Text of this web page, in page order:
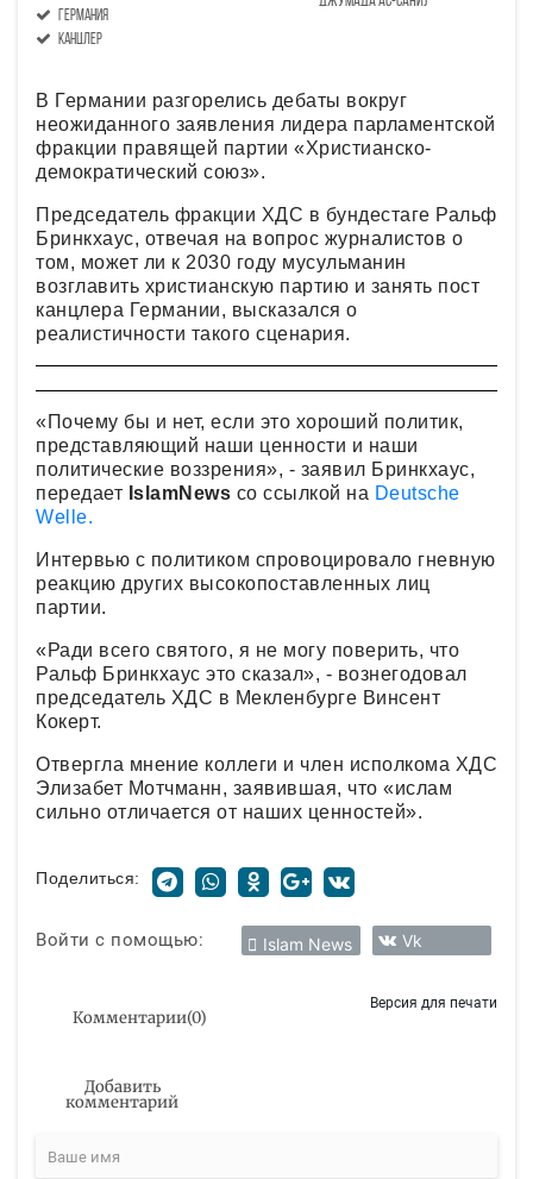
Германия
канцлер
В Германии разгорелись дебаты вокруг
неожиданного заявления лидера парламентской
фракции правящей партии «Христианско-
демократический союз».
Председатель фракции ХДС в бундестаге Ральф
Бринкхаус, отвечая на вопрос журналистов о
том, может ли к 2030 году мусульманин
возглавить христианскую партию и занять пост
канцлера Германии, высказался о
реалистичности такого сценария.
«Почему бы и нет, если это хороший политик,
представляющий наши ценности и наши
политические воззрения», - заявил Бринкхаус,
передает IslamNews со ссылкой на Deutsche
Welle.
Интервью с политиком спровоцировало гневную
реакцию других высокопоставленных лиц
партии.
«Ради всего святого, я не могу поверить, что
Ральф Бринкхаус это сказал», - вознегодовал
председатель ХДС в Мекленбурге Винсент
Кокерт.
Отвергла мнение коллеги и член исполкома ХДС
Элизабет Мотчманн, заявившая, что «ислам
сильно отличается от наших ценностей».
Поделиться:
Войти с помощью: Islam News Vk
Комментарии(0)
Версия для печати
Добавить
комментарий